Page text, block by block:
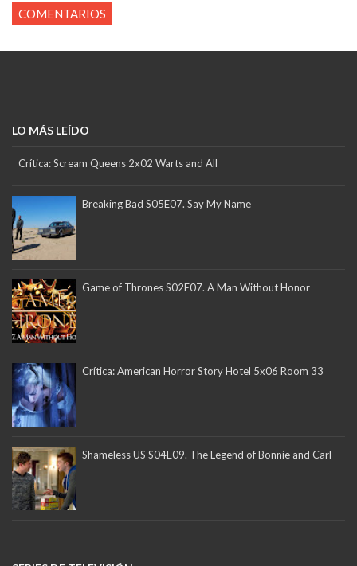
COMENTARIOS
LO MÁS LEÍDO
Crítica: Scream Queens 2x02 Warts and All
Breaking Bad S05E07. Say My Name
Game of Thrones S02E07. A Man Without Honor
Crítica: American Horror Story Hotel 5x06 Room 33
Shameless US S04E09. The Legend of Bonnie and Carl